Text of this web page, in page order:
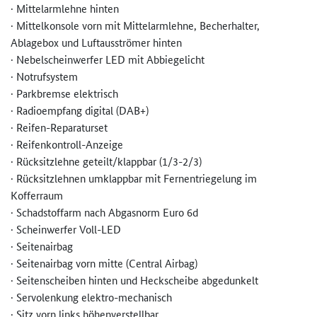
· Mittelarmlehne hinten
· Mittelkonsole vorn mit Mittelarmlehne, Becherhalter,
Ablagebox und Luftausströmer hinten
· Nebelscheinwerfer LED mit Abbiegelicht
· Notrufsystem
· Parkbremse elektrisch
· Radioempfang digital (DAB+)
· Reifen-Reparaturset
· Reifenkontroll-Anzeige
· Rücksitzlehne geteilt/klappbar (1/3-2/3)
· Rücksitzlehnen umklappbar mit Fernentriegelung im
Kofferraum
· Schadstoffarm nach Abgasnorm Euro 6d
· Scheinwerfer Voll-LED
· Seitenairbag
· Seitenairbag vorn mitte (Central Airbag)
· Seitenscheiben hinten und Heckscheibe abgedunkelt
· Servolenkung elektro-mechanisch
· Sitz vorn links höhenverstellbar